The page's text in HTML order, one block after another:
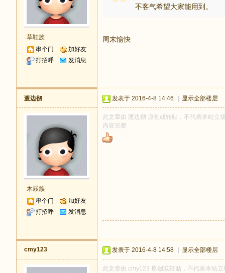
草鞋族
串个门
加好友
打招呼
发消息
不客气希望大家能用到。
周末愉快
渡边彻
木屐族
串个门
加好友
打招呼
发消息
发表于 2016-4-8 14:46 显示全部楼层
此文章由 渡边彻 原创或转贴，不代表本站立
内容完整
cmy123 发表于 2016-4-8 14:58 显示全部楼层
此文章由 cmy123 原创或转贴，不代表本站